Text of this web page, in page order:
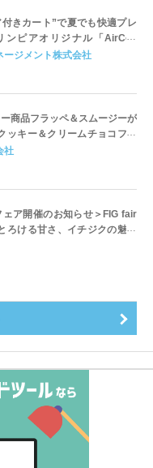
きカート”で夏でも快適プレ
アオリジナル「AirCon
」導入 | ＰＧＭ
ージメント株式会社
商品フラッペ＆スムージーが
ッキー＆クリームチョコフラ
ジー」8月5日（水）から販売
社
ェア開催のお知らせ＞FIG fair
ろける甘さ、イチジクの魅力
、イチジク尽くしの全4種が
ト